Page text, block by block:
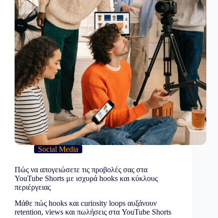
Social Media
Πώς να απογειώσετε τις προβολές σας στα
YouTube Shorts με ισχυρά hooks και κύκλους
περιέργειας
Μάθε πώς hooks και curiosity loops αυξάνουν
retention, views και πωλήσεις στα YouTube Shorts